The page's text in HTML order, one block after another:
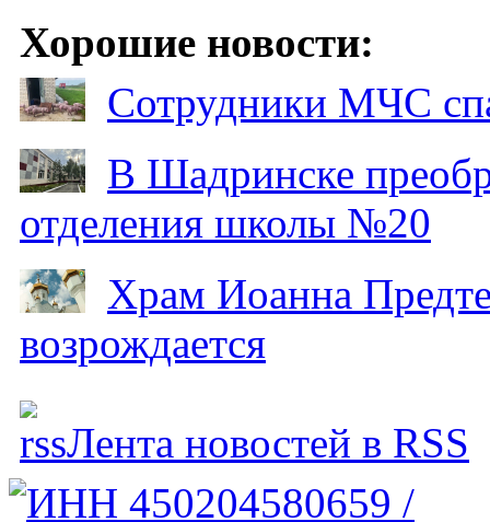
Хорошие новости:
Сотрудники МЧС
В Шадринске
отделения школы №20
Храм Иоанна
возрождается
Лента новостей в RSS